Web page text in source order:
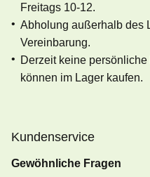
Freitags 10-12.
Abholung außerhalb des
Vereinbarung.
Derzeit keine
können im Lager kaufen.
Kundenservice
Gewöhnliche Fragen